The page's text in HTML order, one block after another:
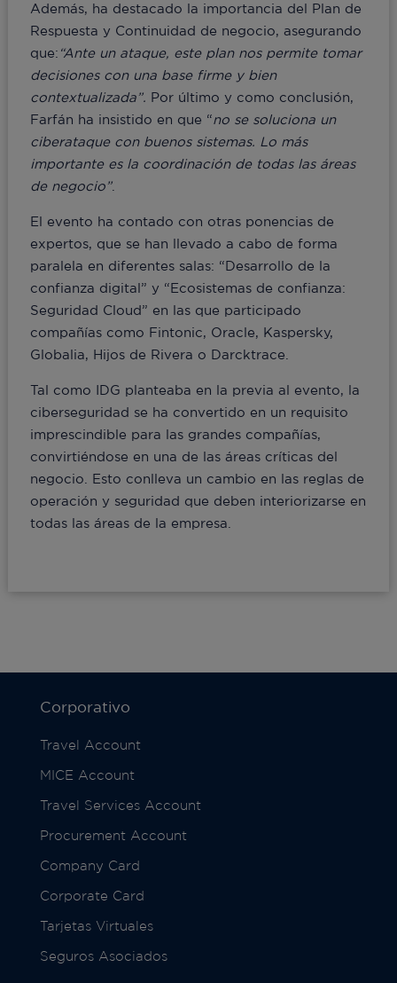
Además, ha destacado la importancia del Plan de
Respuesta y Continuidad de negocio, asegurando
que: “Ante un ataque, este plan nos permite tomar
decisiones con una base firme y bien
contextualizada”. Por último y como conclusión,
Farfán ha insistido en que “no se soluciona un
ciberataque con buenos sistemas. Lo más
importante es la coordinación de todas las áreas
de negocio”.
El evento ha contado con otras ponencias de
expertos, que se han llevado a cabo de forma
paralela en diferentes salas: “Desarrollo de la
confianza digital” y “Ecosistemas de confianza:
Seguridad Cloud” en las que participado
compañías como Fintonic, Oracle, Kaspersky,
Globalia, Hijos de Rivera o Darcktrace.
Tal como IDG planteaba en la previa al evento, la
ciberseguridad se ha convertido en un requisito
imprescindible para las grandes compañías,
convirtiéndose en una de las áreas críticas del
negocio. Esto conlleva un cambio en las reglas de
operación y seguridad que deben interiorizarse en
todas las áreas de la empresa.
Corporativo
Travel Account
MICE Account
Travel Services Account
Procurement Account
Company Card
Corporate Card
Tarjetas Virtuales
Seguros Asociados